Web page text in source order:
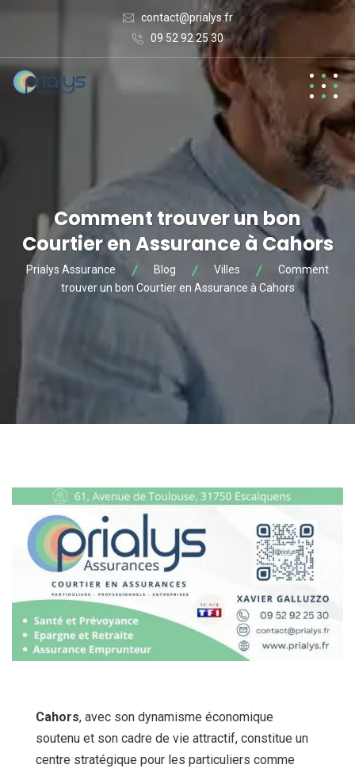
contact@prialys.fr
09 52 92 25 30
Comment trouver un bon
Courtier en Assurance à Cahors
Prialys Assurance Blog Villes
Comment
trouver un bon Courtier en Assurance à Cahors
Cahors, avec son dynamisme économique
soutenu et son cadre de vie attractif, constitue un
centre stratégique pour les particuliers comme